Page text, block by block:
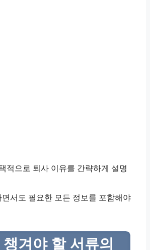
적으로 퇴사 이유를 간략하게 설명
서도 필요한 모든 정보를 포함해야
겨야 할 서류의